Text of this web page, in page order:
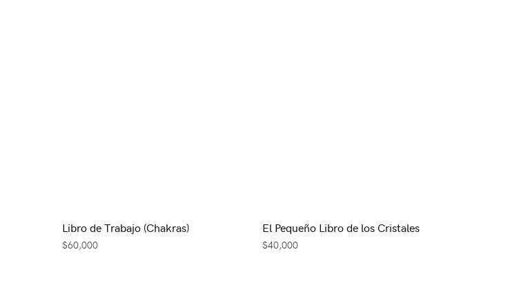
Libro de Trabajo (Chakras)
$60,000
El Pequeño Libro de los Cristales
$40,000